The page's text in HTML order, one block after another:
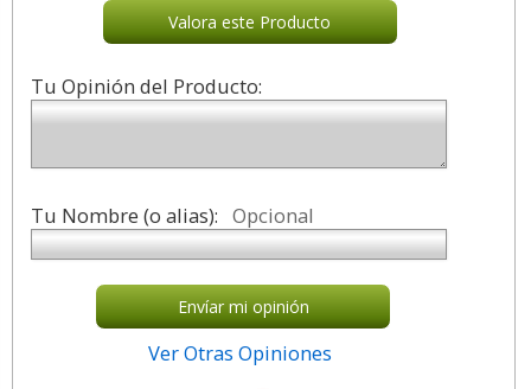
Valora este Producto
Tu Opinión del Producto:
Tu Nombre (o alias): Opcional
Envíar mi opinión
Ver Otras Opiniones